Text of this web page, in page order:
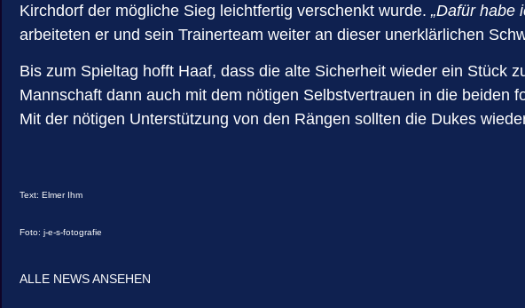
Kirchdorf der mögliche Sieg leichtfertig verschenkt wurde. „Dafür habe
arbeiteten er und sein Trainerteam weiter an dieser unerklärlichen
Bis zum Spieltag hofft Haaf, dass die alte Sicherheit wieder ein Stück
Mannschaft dann auch mit dem nötigen Selbstvertrauen in die beiden
Mit der nötigen Unterstützung von den Rängen sollten die Dukes
Text: Elmer Ihm
Foto: j-e-s-fotografie
ALLE NEWS ANSEHEN